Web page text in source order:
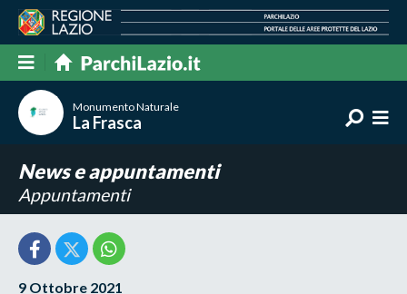
Monumento Naturale
La Frasca
News e appuntamenti
Appuntamenti
9 Ottobre 2021